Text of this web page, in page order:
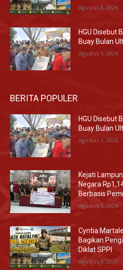
Agustus 4, 2026
HGU Disebut
Buay Bulan
Agustus 1, 2026
BERITA POPULER
HGU Disebut
Buay Bulan
Agustus 1, 2026
Kejati
Negara
Berbasis
Agustus 5, 2026
Cyntia
Bagikan
Diklat SPPI
Agustus 4, 2026